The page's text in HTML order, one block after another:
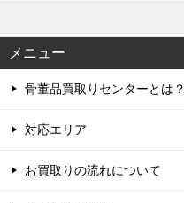
メニュー
骨董品買取りセンターとは？
対応エリア
お買取りの流れについて